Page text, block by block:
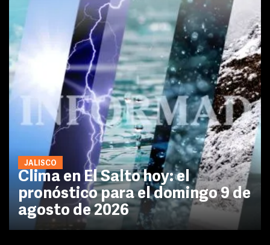
JALISCO
Clima en El Salto hoy: el
pronóstico para el domingo 9 de
agosto de 2026